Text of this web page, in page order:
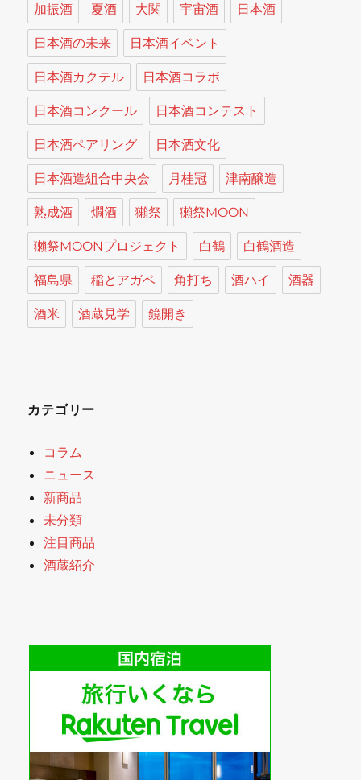
加振酒 夏酒 大関 宇宙酒 日本酒
日本酒の未来 日本酒イベント
日本酒カクテル 日本酒コラボ
日本酒コンクール 日本酒コンテスト
日本酒ペアリング 日本酒文化
日本酒造組合中央会 月桂冠 津南醸造
熟成酒 燗酒 獺祭 獺祭MOON
獺祭MOONプロジェクト 白鶴 白鶴酒造
福島県 稲とアガベ 角打ち 酒ハイ 酒器
酒米 酒蔵見学 鏡開き
カテゴリー
コラム
ニュース
新商品
未分類
注目商品
酒蔵紹介